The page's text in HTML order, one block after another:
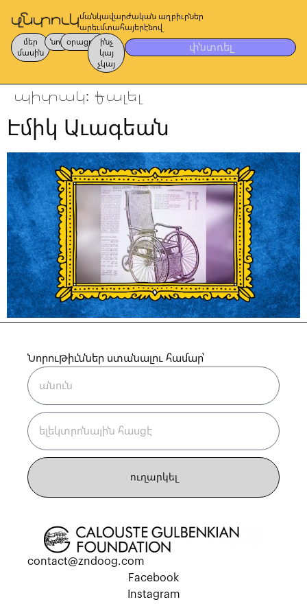
մանկավարժական աղբիւրներ
արեւմտահայերէնով
մեր
մասին
նոր օրացոյց
ինչ
կայ
չկայ
փնտռել
պիտակ: քալել
Էմիկ Աւագեան
Նորութիւններ ստանալու համար՝
ուղարկել
contact@zndoog.com
Facebook
Instagram